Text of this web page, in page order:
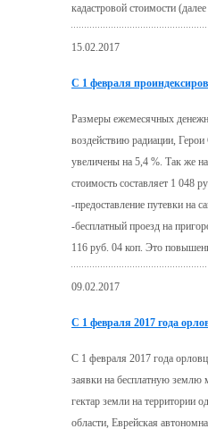
кадастровой стоимости
15.02.2017
С 1 февраля
Размеры ежемесячных
воздействию радиации,
увеличены на 5,4 %. Так же
стоимость составляет 1 048
-предоставление путевки на
-бесплатный проезд на
116 руб. 04 коп. Это
09.02.2017
С 1 февраля 2017 года
С 1 февраля 2017 года
заявки на бесплатную землю
гектар земли на территории
области, Еврейская